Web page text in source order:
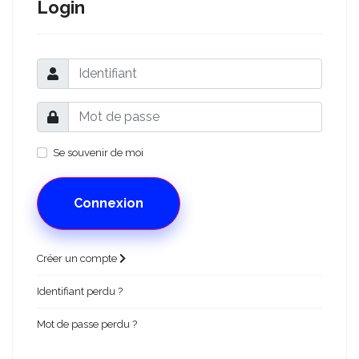
Login
Se souvenir de moi
Connexion
Créer un compte
Identifiant perdu ?
Mot de passe perdu ?